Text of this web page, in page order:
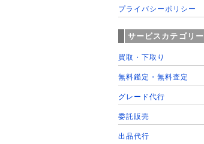
プライバシーポリシー
サービスカテゴリー
買取・下取り
無料鑑定・無料査定
グレード代行
委託販売
出品代行